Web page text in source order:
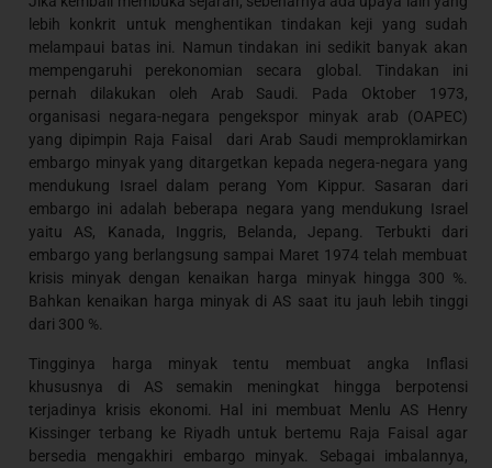
lebih konkrit untuk menghentikan tindakan keji yang sudah
melampaui batas ini. Namun tindakan ini sedikit banyak akan
mempengaruhi perekonomian secara global. Tindakan ini
pernah dilakukan oleh Arab Saudi. Pada Oktober 1973,
organisasi negara-negara pengekspor minyak arab (OAPEC)
yang dipimpin Raja Faisal dari Arab Saudi memproklamirkan
embargo minyak yang ditargetkan kepada negera-negara yang
mendukung Israel dalam perang Yom Kippur. Sasaran dari
embargo ini adalah beberapa negara yang mendukung Israel
yaitu AS, Kanada, Inggris, Belanda, Jepang. Terbukti dari
embargo yang berlangsung sampai Maret 1974 telah membuat
krisis minyak dengan kenaikan harga minyak hingga 300 %.
Bahkan kenaikan harga minyak di AS saat itu jauh lebih tinggi
dari 300 %.
Tingginya harga minyak tentu membuat angka Inflasi
khususnya di AS semakin meningkat hingga berpotensi
terjadinya krisis ekonomi. Hal ini membuat Menlu AS Henry
Kissinger terbang ke Riyadh untuk bertemu Raja Faisal agar
bersedia mengakhiri embargo minyak. Sebagai imbalannya,